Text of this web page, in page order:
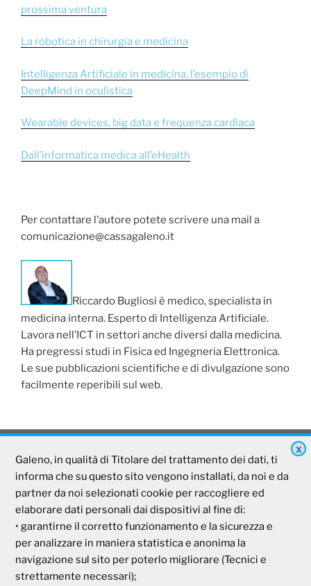
prossima ventura
La robotica in chirurgia e medicina
Intelligenza Artificiale in medicina, l’esempio di
DeepMind in oculistica
Wearable devices, big data e frequenza cardiaca
Dall’informatica medica all’eHealth
Per contattare l’autore potete scrivere una mail a
comunicazione@cassagaleno.it
Riccardo Bugliosi è medico, specialista in
medicina interna. Esperto di Intelligenza Artificiale.
Lavora nell’ICT in settori anche diversi dalla medicina.
Ha pregressi studi in Fisica ed Ingegneria Elettronica.
Le sue pubblicazioni scientifiche e di divulgazione sono
facilmente reperibili sul web.
Galeno
Società Mutua Cooperativa
Via Parigi, 11
00185 Roma
P.I e C.F. 04273791006
X
Galeno, in qualità di Titolare del trattamento dei dati, ti
informa che su questo sito vengono installati, da noi e da
partner da noi selezionati cookie per raccogliere ed
elaborare dati personali dai dispositivi al fine di:
• garantirne il corretto funzionamento e la sicurezza e
per analizzare in maniera statistica e anonima la
navigazione sul sito per poterlo migliorare (Tecnici e
strettamente necessari);